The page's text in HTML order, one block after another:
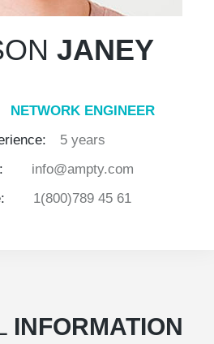
JANEY
NETWORK ENGINEER
5 years
info@ampty.com
1(800)789 45 61
INFORMATION